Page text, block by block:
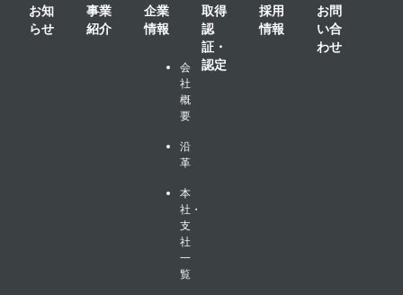
お知
らせ
事業
紹介
企業
情報
会
社
概
要
沿
革
本
社・
支
社
一
覧
取得
認
証・
認定
採用
情報
お問
い合
わせ